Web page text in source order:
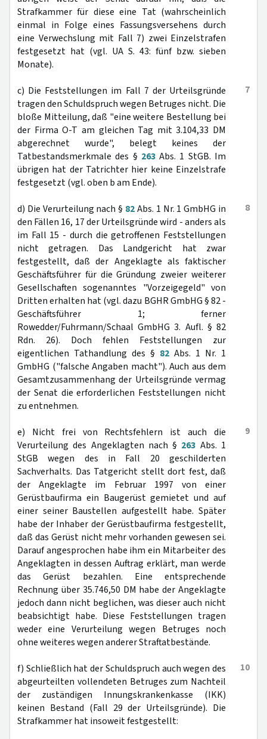
Strafkammer für diese eine Tat (wahrscheinlich
einmal in Folge eines Fassungsversehens durch
eine Verwechslung mit Fall 7) zwei Einzelstrafen
festgesetzt hat (vgl. UA S. 43: fünf bzw. sieben
Monate).
7
c) Die Feststellungen im Fall 7 der Urteilsgründe
tragen den Schuldspruch wegen Betruges nicht. Die
bloße Mitteilung, daß "eine weitere Bestellung bei
der Firma O-T am gleichen Tag mit 3.104,33 DM
abgerechnet wurde", belegt keines der
Tatbestandsmerkmale des § 263Abs. 1 StGB. Im
übrigen hat der Tatrichter hier keine Einzelstrafe
festgesetzt (vgl. oben b am Ende).
8
d) Die Verurteilung nach § 82Abs. 1 Nr. 1 GmbHG in
den Fällen 16, 17 der Urteilsgründe wird - anders als
im Fall 15 - durch die getroffenen Feststellungen
nicht getragen. Das Landgericht hat zwar
festgestellt, daß der Angeklagte als faktischer
Geschäftsführer für die Gründung zweier weiterer
Gesellschaften sogenanntes "Vorzeigegeld" von
Dritten erhalten hat (vgl. dazu BGHR GmbHG § 82 -
Geschäftsführer 1; ferner
Rowedder/Fuhrmann/Schaal GmbHG 3. Aufl. § 82
Rdn. 26). Doch fehlen Feststellungen zur
eigentlichen Tathandlung des § 82 Abs. 1 Nr. 1
GmbHG ("falsche Angaben macht"). Auch aus dem
Gesamtzusammenhang der Urteilsgründe vermag
der Senat die erforderlichen Feststellungen nicht
zu entnehmen.
9
e) Nicht frei von Rechtsfehlern ist auch die
Verurteilung des Angeklagten nach § 263 Abs. 1
StGB wegen des in Fall 20 geschilderten
Sachverhalts. Das Tatgericht stellt dort fest, daß
der Angeklagte im Februar 1997 von einer
Gerüstbaufirma ein Baugerüst gemietet und auf
einer seiner Baustellen aufgestellt habe. Später
habe der Inhaber der Gerüstbaufirma festgestellt,
daß das Gerüst nicht mehr vorhanden gewesen sei.
Darauf angesprochen habe ihm ein Mitarbeiter des
Angeklagten in dessen Auftrag erklärt, man werde
das Gerüst bezahlen. Eine entsprechende
Rechnung über 35.746,50 DM habe der Angeklagte
jedoch dann nicht beglichen, was dieser auch nicht
beabsichtigt habe. Diese Feststellungen tragen
weder eine Verurteilung wegen Betruges noch
ohne weiteres wegen anderer Straftatbestände.
10
f) Schließlich hat der Schuldspruch auch wegen des
abgeurteilten vollendeten Betruges zum Nachteil
der zuständigen Innungskrankenkasse (IKK)
keinen Bestand (Fall 29 der Urteilsgründe). Die
Strafkammer hat insoweit festgestellt: